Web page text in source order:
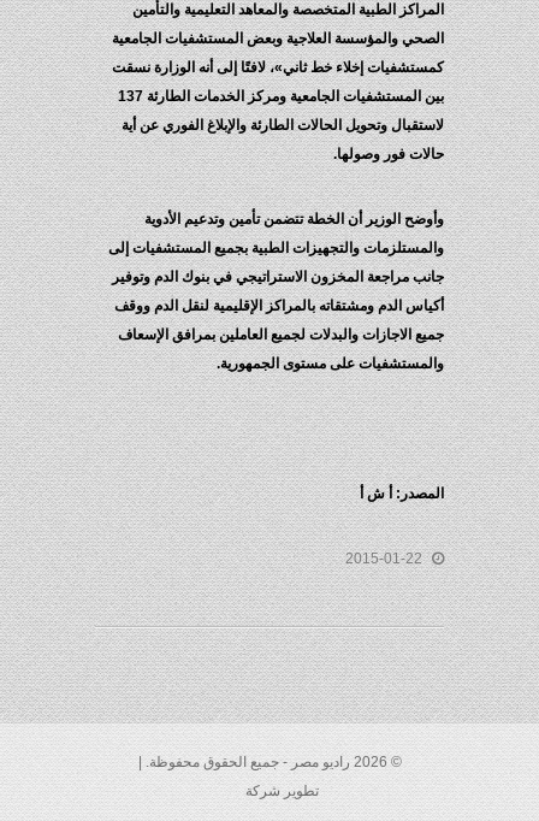
المراكز الطبية المتخصصة والمعاهد التعليمية والتأمين
الصحي والمؤسسة العلاجية وبعض المستشفيات الجامعية
كمستشفيات إخلاء خط ثاني»، لافتًا إلى أنه الوزارة نسقت
بين المستشفيات الجامعية ومركز الخدمات الطارئة 137
لاستقبال وتحويل الحالات الطارئة والإبلاغ الفوري عن أية
حالات فور وصولها.
وأوضح الوزير أن الخطة تتضمن تأمين وتدعيم الأدوية
والمستلزمات والتجهيزات الطبية بجميع المستشفيات إلى
جانب مراجعة المخزون الاستراتيجي في بنوك الدم وتوفير
أكياس الدم ومشتقاته بالمراكز الإقليمية لنقل الدم ووقف
جميع الاجازات والبدلات لجميع العاملين بمرافق الإسعاف
والمستشفيات على مستوى الجمهورية.
المصدر: أ ش أ
2015-01-22
© 2026 راديو مصر - جميع الحقوق محفوظة. |
تطوير شركة